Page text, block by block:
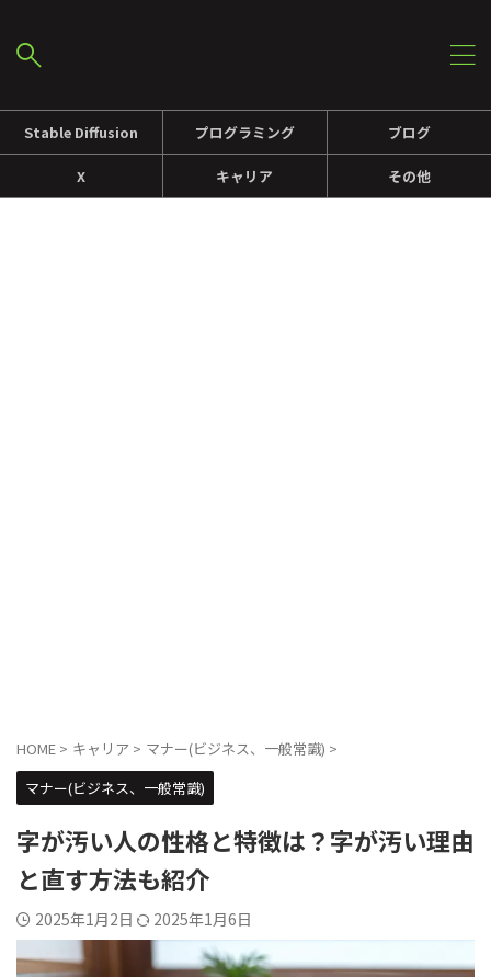
Stable Diffusion プログラミング ブログ
X キャリア その他
HOME > キャリア > マナー(ビジネス、一般常識) >
マナー(ビジネス、一般常識)
字が汚い人の性格と特徴は？字が汚い理由
と直す方法も紹介
2025年1月2日 2025年1月6日